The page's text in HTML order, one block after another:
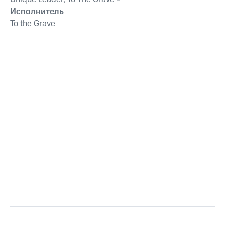
Исполнитель
To the Grave